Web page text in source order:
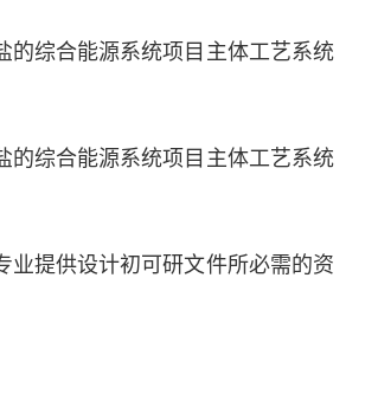
的综合能源系统项目主体工艺系统
的综合能源系统项目主体工艺系统
业提供设计初可研文件所必需的资